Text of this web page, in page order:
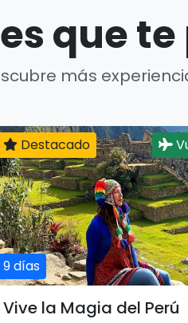
que
más
9 días
Destacado
Vive la Magia del Perú